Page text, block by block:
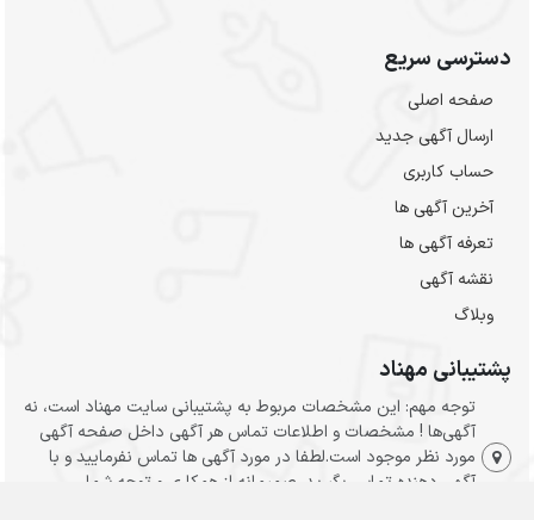
دسترسی سریع
صفحه اصلی
ارسال‌ آگهی جدید
حساب کاربری
آخرین آگهی ها
تعرفه آگهی ها
نقشه آگهی
وبلاگ
پشتیبانی مهناد
توجه مهم: این مشخصات مربوط به پشتیبانی سایت مهناد است، نه
آگهی‌ها ! مشخصات و اطلاعات تماس هر آگهی داخل صفحه آگهی
مورد نظر موجود است.لطفا در مورد آگهی ها تماس نفرمایید و با
آگهی دهنده تماس بگیرید. صمیمانه از همکاری و توجه شما